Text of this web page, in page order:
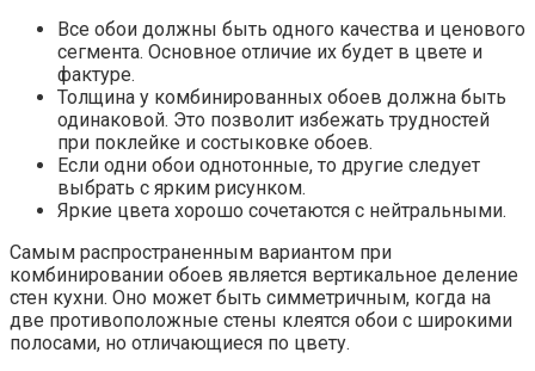
Все обои должны быть одного качества и ценового
сегмента. Основное отличие их будет в цвете и
фактуре.
Толщина у комбинированных обоев должна быть
одинаковой. Это позволит избежать трудностей
при поклейке и состыковке обоев.
Если одни обои однотонные, то другие следует
выбрать с ярким рисунком.
Яркие цвета хорошо сочетаются с нейтральными.
Самым распространенным вариантом при
комбинировании обоев является вертикальное деление
стен кухни. Оно может быть симметричным, когда на
две противоположные стены клеятся обои с широкими
полосами, но отличающиеся по цвету.